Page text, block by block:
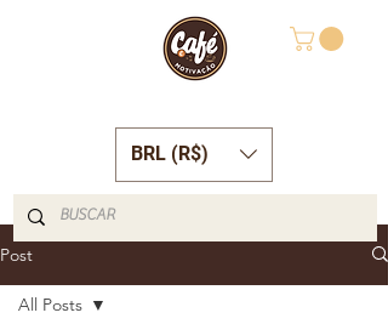
BRL (R$)
Post
All Posts